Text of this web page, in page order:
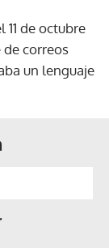
de octubre
de correos
un lenguaje